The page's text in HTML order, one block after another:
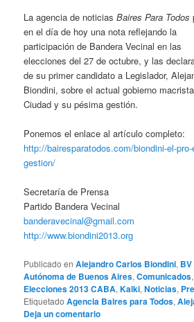
La agencia de noticiasBaires Para Todos
en el día de hoy una nota reflejando la
participación de Bandera Vecinal en las
elecciones del 27 de octubre, y las
de su primer candidato a Legislador,
Biondini, sobre el actual gobierno
Ciudad y su pésima gestión.
Ponemos el enlace al artículo completo:
http://bairesparatodos.com/biondini-el-
gestion/
Secretaría de Prensa
Partido Bandera Vecinal
banderavecinal@gmail.com
http://www.biondini2013.org
Publicado en Alejandro Carlos Biondini,
Autónoma de Buenos Aires,Comunicados,
Elecciones 2013 CABA,Kalki,Noticias,
Etiquetado Agencia Baires para Todos,
Deja un comentario